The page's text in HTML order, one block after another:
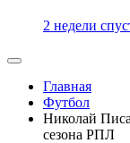
2 недели
Главная
Футбол
Николай
сезона РПЛ